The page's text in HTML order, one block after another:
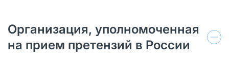
Организация, уполномоченная
на прием претензий в России